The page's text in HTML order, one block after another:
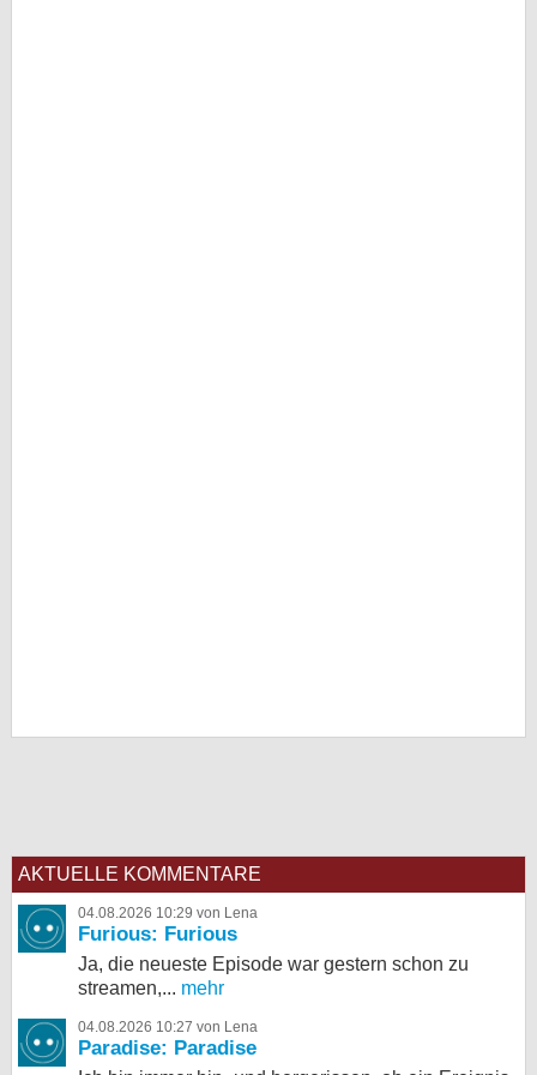
AKTUELLE KOMMENTARE
04.08.2026 10:29 von Lena
Furious: Furious
Ja, die neueste Episode war gestern schon zu
streamen,... mehr
04.08.2026 10:27 von Lena
Paradise: Paradise